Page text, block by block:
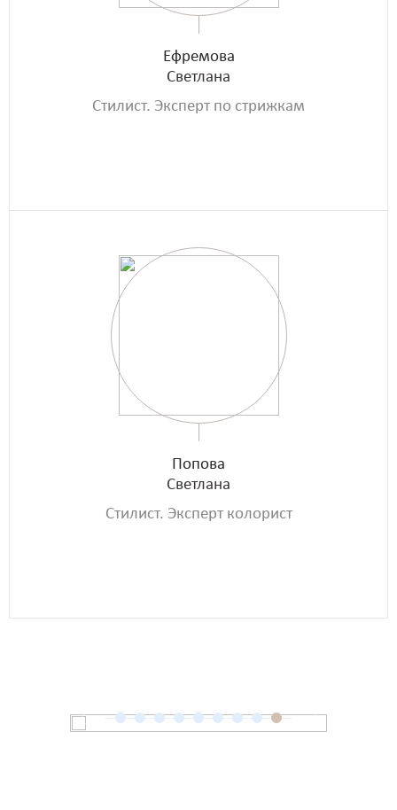
Ефремова
Светлана
Стилист. Эксперт по стрижкам
Попова
Светлана
Стилист. Эксперт колорист